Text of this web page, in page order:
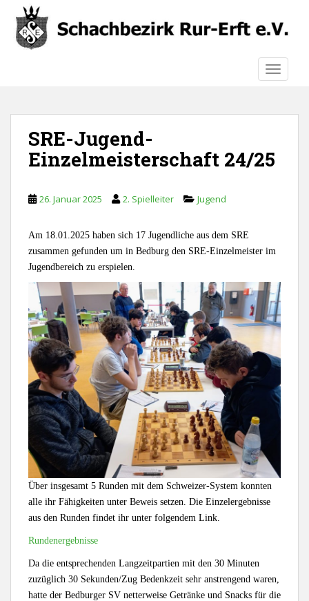
SRE-Jugend-
Einzelmeisterschaft 24/25
26. Januar 2025 2. Spielleiter Jugend
Am 18.01.2025 haben sich 17 Jugendliche aus dem SRE
zusammen gefunden um in Bedburg den SRE-Einzelmeister im
Jugendbereich zu erspielen.
Über insgesamt 5 Runden mit dem Schweizer-System konnten
alle ihr Fähigkeiten unter Beweis setzen. Die Einzelergebnisse
aus den Runden findet ihr unter folgendem Link.
Rundenergebnisse
Da die entsprechenden Langzeitpartien mit den 30 Minuten
zuzüglich 30 Sekunden/Zug Bedenkzeit sehr anstrengend waren,
hatte der Bedburger SV netterweise Getränke und Snacks für die